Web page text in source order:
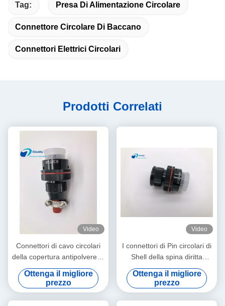
Tag: Presa Di Alimentazione Circolare
Connettore Circolare Di Baccano
Connettori Elettrici Circolari
Prodotti Correlati
Video
Connettori di cavo circolari
della copertura antipolvere di
BRE 7 cicli accoppiamento di
Pin XC18T7ZH 5000
Ottenga il migliore
prezzo
Video
I connettori di Pin circolari di
Shell della spina diritta
impermeabilizzano 14 il Pin
XC22T14KHP
Ottenga il migliore
prezzo